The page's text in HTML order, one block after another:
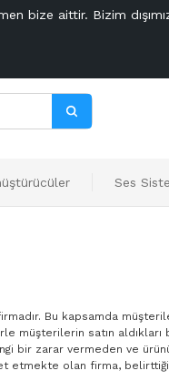
bize aittir. Bizim
Ses
Bu kapsamda
satın aldıkları
bir zarar vermeden ve
olan firma, belirttiği